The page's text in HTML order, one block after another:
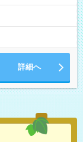
（したい方相談
期休暇になりま
望あれば受付可）
詳細へ